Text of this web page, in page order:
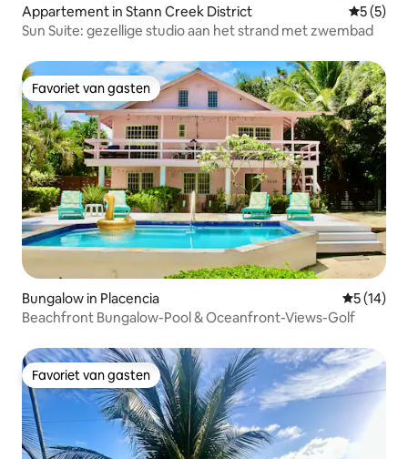
Appartement in Stann Creek District
5 (5)
Sun Suite: gezellige studio aan het strand met zwembad
Favoriet van gasten
Favoriet van gasten
Bungalow in Placencia
5 (14)
Beachfront Bungalow-Pool & Oceanfront-Views-Golf
Favoriet van gasten
Favoriet van gasten